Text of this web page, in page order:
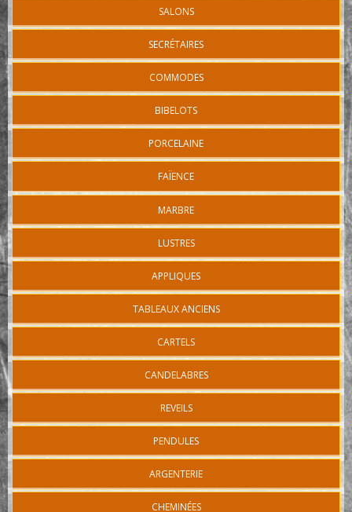
SALONS
SECRÉTAIRES
COMMODES
BIBELOTS
PORCELAINE
FAÏENCE
MARBRE
LUSTRES
APPLIQUES
TABLEAUX ANCIENS
CARTELS
CANDELABRES
REVEILS
PENDULES
ARGENTERIE
CHEMINÉES